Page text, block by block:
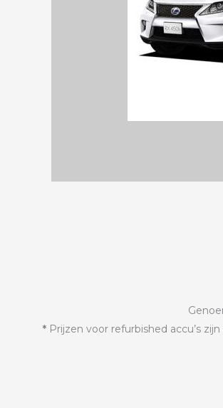
* Prijzen voor refurbished accu’s